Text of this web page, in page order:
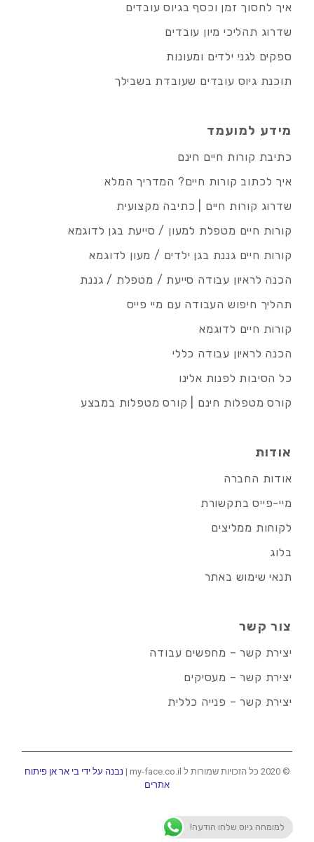
איך לחסוך זמן וכסף בגיוס עובדים
שדרוג תהליכי מיון עובדים
ספקים לגני ילדים ומעונות
תוכנת גיוס עובדים שעובדת בשבילך
מידע למועמד
כתיבת קורות חיים חינם
איך לכתוב קורות חיים? המדריך המלא
שדרוג קורות חיים | כתיבה מקצועית
קורות חיים מטפלת למעון / סייעת בגן לדוגמא
קורות חיים גננת בגן ילדים / מעון לדוגמא
הכנה לראיון עבודה סייעת / מטפלת / גננת
תהליך חיפוש העבודה עם מיי פייס
קורות חיים לדוגמא
הכנה לראיון עבודה כללי
כל הסיבות לפנות אלינו
קורס מטפלות חינם | קורס מטפלות במבצע
אודות
אודות החברה
מיי-פייס בתקשורת
לקוחות ממליצים
בלוג
תנאי שימוש באתר
צור קשר
יצירת קשר – מחפשים עבודה
יצירת קשר – מעסיקים
יצירת קשר – פנייה כללית
© 2020 כל הזכויות שמורות ל my-face.co.il |
נבנה על ידי בי אר אן פיתוח
אתרים
למומחה גיוס שלחו הודעה!